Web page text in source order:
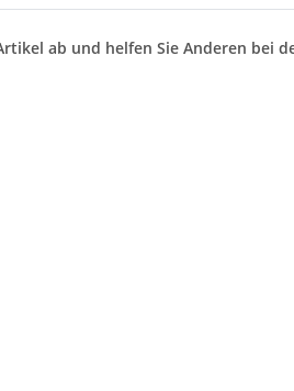
ab und helfen Sie Anderen bei